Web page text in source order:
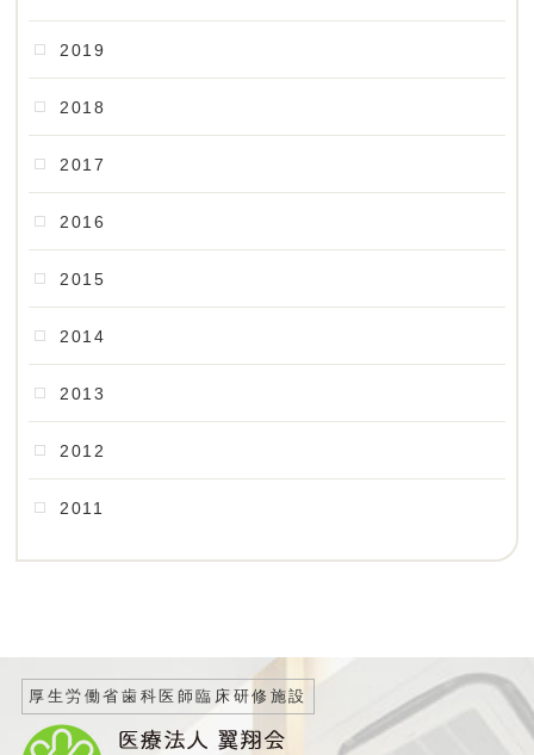
2019
2018
2017
2016
2015
2014
2013
2012
2011
厚生労働省歯科医師臨床研修施設